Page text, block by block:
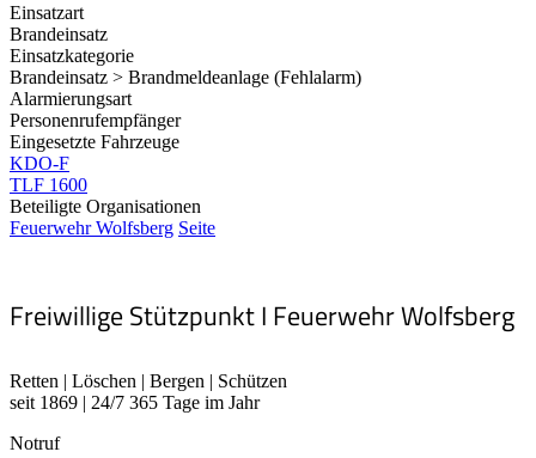
Einsatzart
Brandeinsatz
Einsatzkategorie
Brandeinsatz > Brandmeldeanlage (Fehlalarm)
Alarmierungsart
Personenrufempfänger
Eingesetzte Fahrzeuge
KDO-F
TLF 1600
Beteiligte Organisationen
Feuerwehr Wolfsberg Seite
Freiwillige Stützpunkt I Feuerwehr Wolfsberg
Retten | Löschen | Bergen | Schützen
seit 1869 | 24/7 365 Tage im Jahr
Notruf